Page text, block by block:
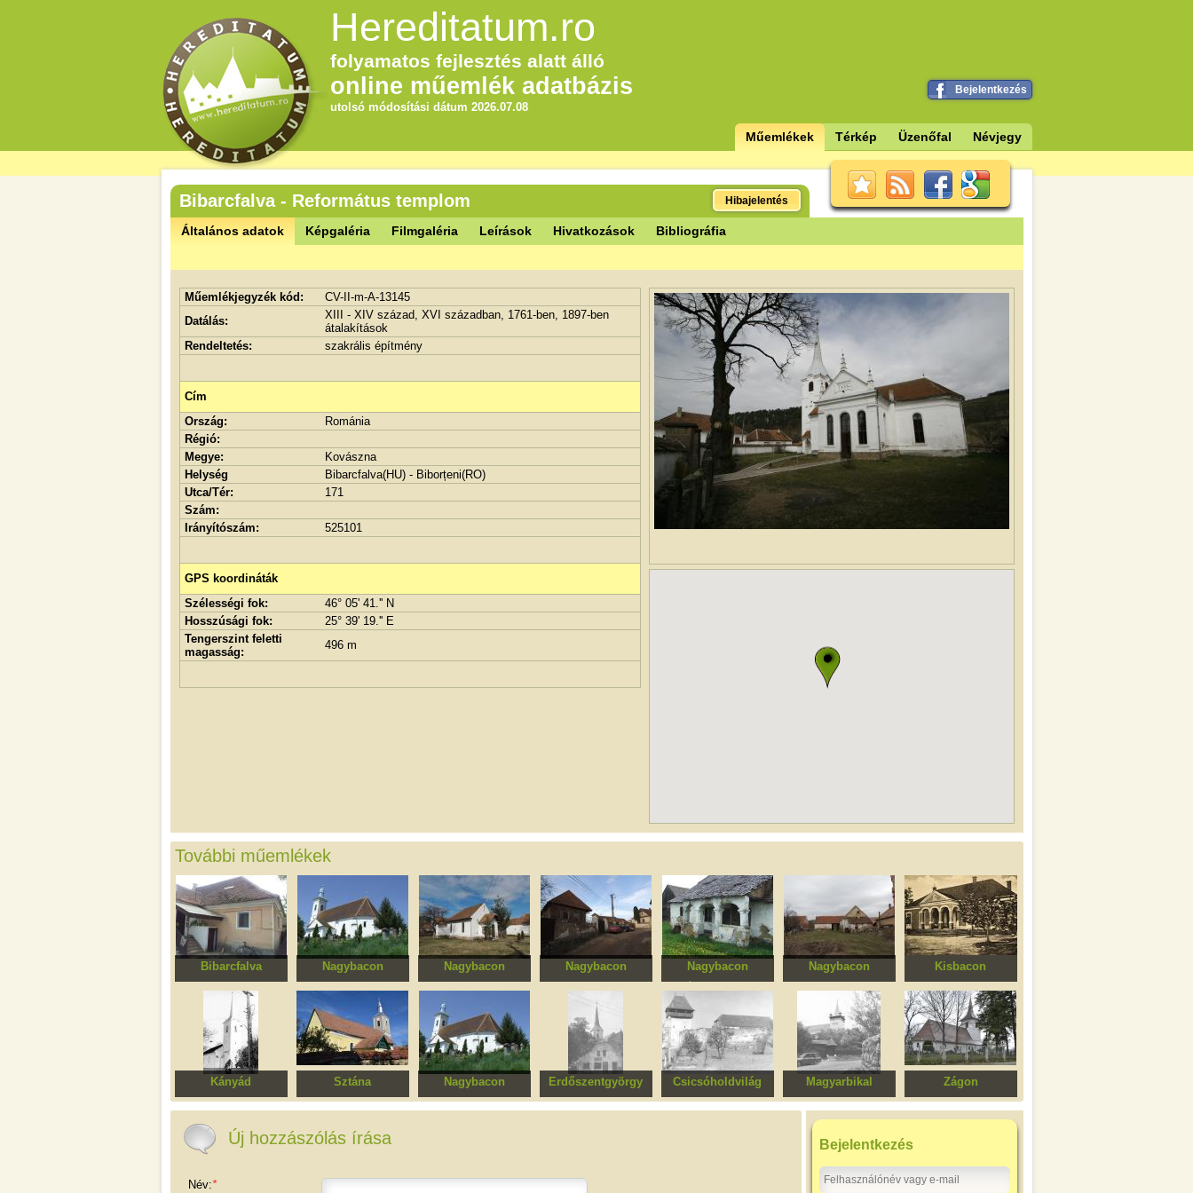
Hereditatum.ro
folyamatos fejlesztés alatt álló
online műemlék adatbázis
utolsó módosítási dátum 2026.07.08
Bejelentkezés
Műemlékek Térkép Üzenőfal Névjegy
Bibarcfalva - Református templom Hibajelentés
Általános adatok Képgaléria Filmgaléria Leírások Hivatkozások Bibliográfia
Műemlékjegyzék kód:
CV-II-m-A-13145
Datálás:
XIII - XIV század, XVI században, 1761-ben, 1897-ben
átalakítások
Rendeltetés:
szakrális építmény
Cím
Ország:
Románia
Régió:
Megye:
Kovászna
Helység
Bibarcfalva(HU) - Biborțeni(RO)
Utca/Tér:
171
Szám:
Irányítószám:
525101
GPS koordináták
Szélességi fok:
46° 05' 41.'' N
Hosszúsági fok:
25° 39' 19.'' E
Tengerszint feletti
magasság:
496 m
További műemlékek
Bibarcfalva
Lakóház
Nagybacon
Református templom
Nagybacon
Római katolikus
Nagybacon
Parasztgazdaság
Nagybacon
Árkádos ház
Nagybacon
Csűr
Kisbacon
Mari kúria (Benedek
Elek szülőháza)
Kányád
Református templom
Sztána
Református templom
Nagybacon
Református templom
Erdőszentgyörgy
Református templom
Csicsóholdvilág
Erődített evangélikus
Magyarbikal
Református templom
Zágon
Szent Arkangyalok
ortodox fatemplom
Új hozzászólás írása
Név:*
Bejelentkezés